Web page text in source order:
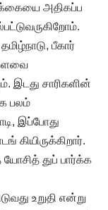
அதிகப்ப
பீகார்
இடது சாரிகளின்
பலம்
இப்போது
கியிருக்கிறார்.
துப் பார்க்க
உறுதி என்று